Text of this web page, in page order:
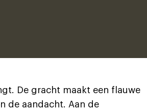
De gracht maakt een flauwe
de aandacht. Aan de